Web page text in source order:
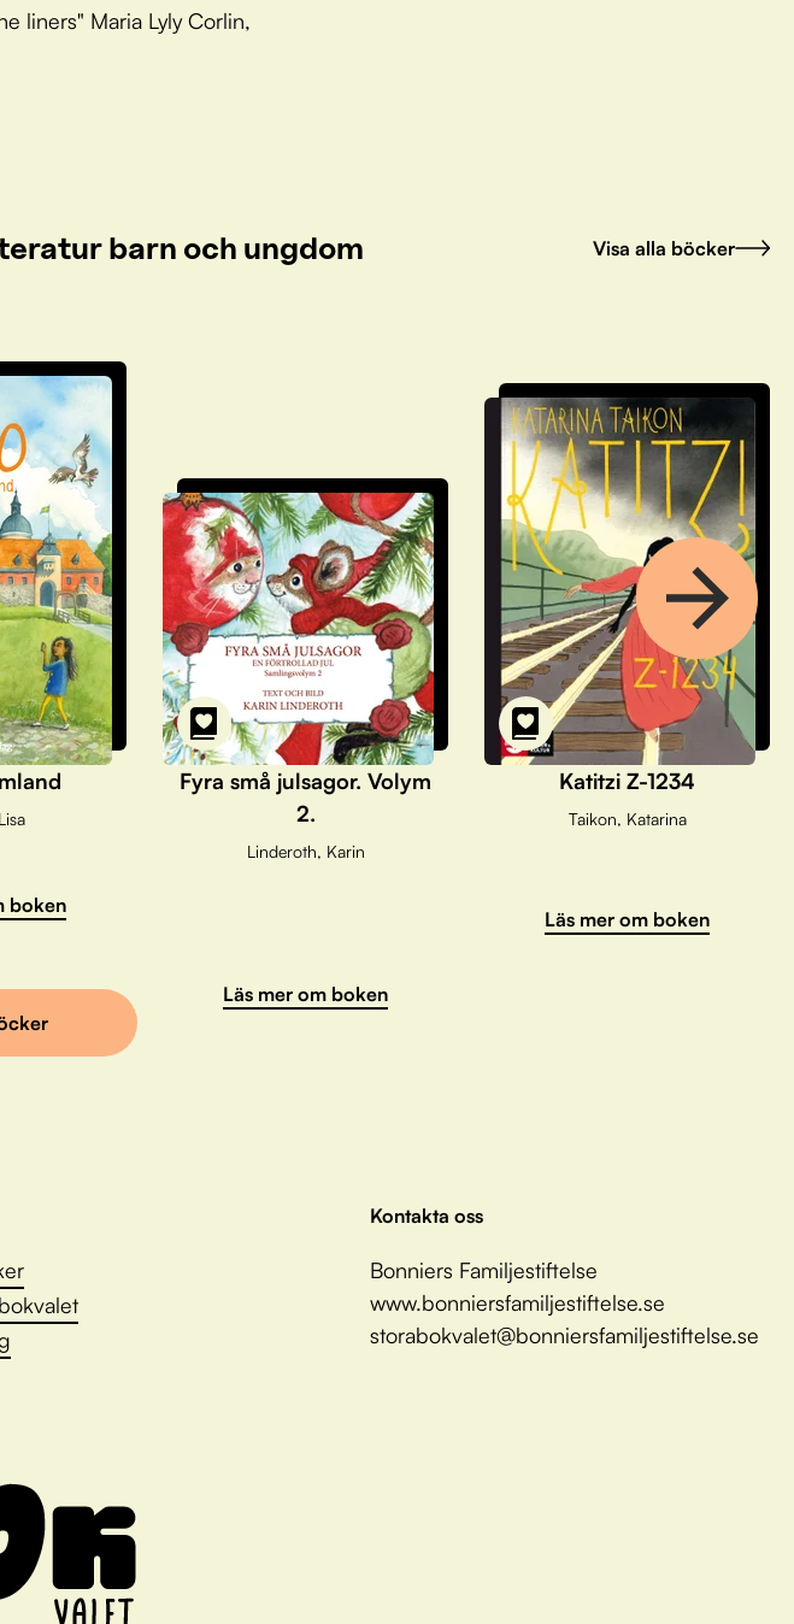
liners" Maria Lyly Corlin,
barn och ungdom Visa alla böcker
boken
Fyra små julsagor. Volym
2.
Linderoth, Karin
Läs mer om boken
Katitzi Z-1234
Taikon, Katarina
Läs mer om boken
Kontakta oss
Bonniers Familjestiftelse
www.bonniersfamiljestiftelse.se
storabokvalet@bonniersfamiljestiftelse.se